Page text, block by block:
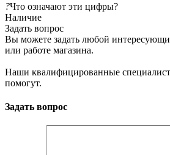
?Что означают эти цифры?
Наличие
Задать вопрос
Вы можете задать любой
или работе магазина.
Наши квалифицированные
помогут.
Задать вопрос